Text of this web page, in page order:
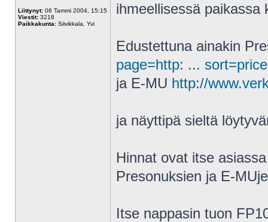
Liittynyt: 06 Tammi 2004, 15:15
Viestit: 3218
Paikkakunta: Siivikkala, Yvi
ihmeellisessä paikassa
Edustettuna ainakin
page=http: ... sort=price
ja E-MU http://
ja näyttipä sieltä
Hinnat ovat itse
Presonuksien ja E-
Itse nappasin tuon